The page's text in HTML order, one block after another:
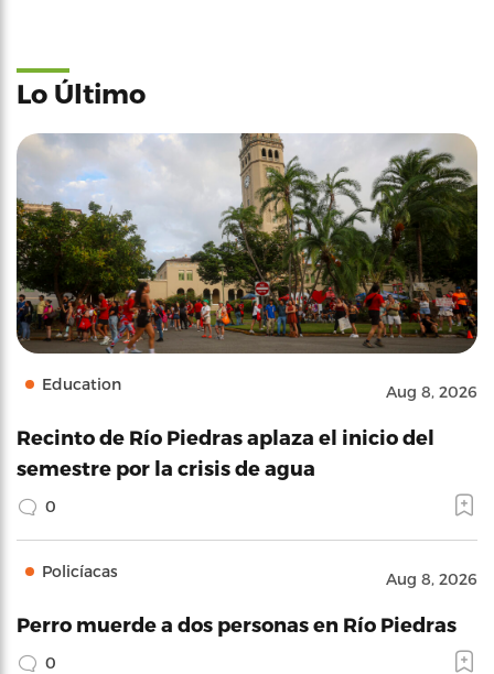
Lo Último
Education Aug 8, 2026
Recinto de Río Piedras aplaza el inicio del
semestre por la crisis de agua
0
Policíacas Aug 8, 2026
Perro muerde a dos personas en Río Piedras
0